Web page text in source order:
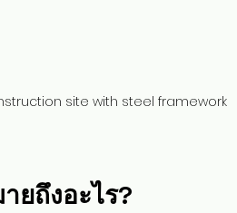
site with steel framework
ยถึงอะไร?